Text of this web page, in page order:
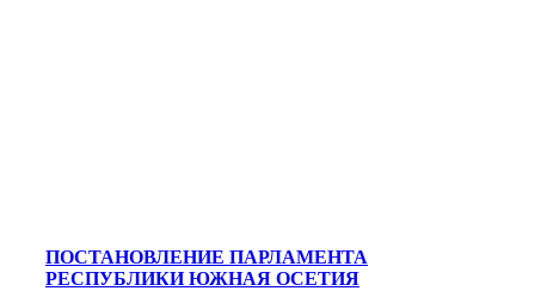
ПОСТАНОВЛЕНИЕ ПАРЛАМЕНТА
РЕСПУБЛИКИ ЮЖНАЯ ОСЕТИЯ